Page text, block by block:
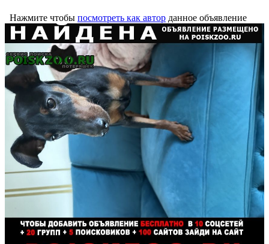
Нажмите чтобы посмотреть как автор данное объявление